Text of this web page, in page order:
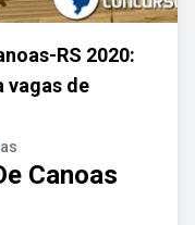
RS 2020:
vagas de
Canoas